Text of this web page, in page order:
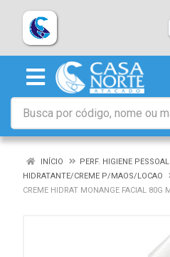
INÍCIO
PERF. HIGIENE PESSOAL
HIDRATANTE/CREME P/MAOS/LOCAO
CREME HIDRAT MONANGE FACIAL 80G